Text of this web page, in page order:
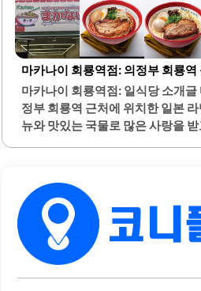
니다.또한, 수제청으로 만든 차와
어 있어 선택의 폭이 넓습니다. 카
인테리어로 꾸며져 있어 편안하게
입니다. 야외 테라스에서는 반려
있는 점도 큰 장점입니다.카페아티
하고 있어 고객들에게 따뜻한 환대
자서 방문하기에도 적합하며, 친
좋은 장소입니다. 다양한..
마카나이 회룡역점: 의정부 회룡역
마카나이 회룡역점: 일식당 소개
정부 회룡역 근처에 위치한 일본
뉴와 맛있는 국물로 많은 사랑을
그릇으로도 충분한 만족감을 제공
럽고 간이 잘 배어 있어 많은 손님
다. 가라아게와 같은 사이드 메뉴
택이 가능합니다. 매장 내부는 아
있어 혼밥하기에도 적합하며, 가
이용할 수 있는 환경을 제공합니